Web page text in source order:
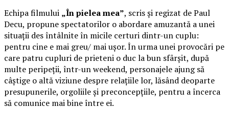
Echipa filmului „În pielea mea”, scris și regizat de Paul
Decu, propune spectatorilor o abordare amuzantă a unei
situații des întâlnite în micile certuri dintr-un cuplu:
pentru cine e mai greu/ mai ușor. În urma unei provocări pe
care patru cupluri de prieteni o duc la bun sfârșit, după
multe peripeții, într-un weekend, personajele ajung să
câștige o altă viziune despre relațiile lor, lăsând deoparte
presupunerile, orgoliile și preconcepțiile, pentru a încerca
să comunice mai bine între ei.